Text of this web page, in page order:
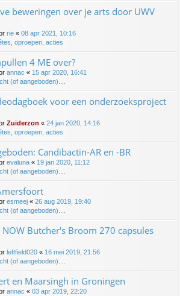
beweringen over je arts door UWV
rie « 08 apr 2021, 10:16
oproepen, acties
4 ME over?
annac « 15 apr 2020, 16:41
(of aangeboden)....
voor een onderzoeksproject
Zuiderzon « 24 jan 2020, 14:16
oproepen, acties
Candibactin-AR en -BR
evaluna « 19 jan 2020, 11:12
(of aangeboden)....
esmeej « 26 aug 2019, 19:40
(of aangeboden)....
Butcher's Broom 270 capsules
leftfield020 « 16 mei 2019, 21:56
(of aangeboden)....
en Maarsingh in Groningen
annac « 03 apr 2019, 22:20